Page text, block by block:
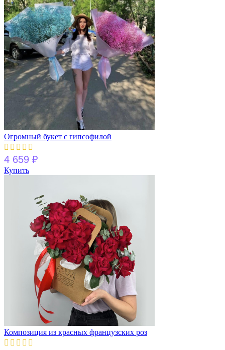
Огромный букет с гипсофилой
4 659 ₽
Купить
Композиция из красных французских роз